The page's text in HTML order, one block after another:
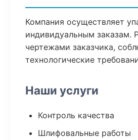
Компания осуществляет
индивидуальным заказам.
чертежами заказчика,
технологические
Наши услуги
Контроль качества
Шлифовальные работы